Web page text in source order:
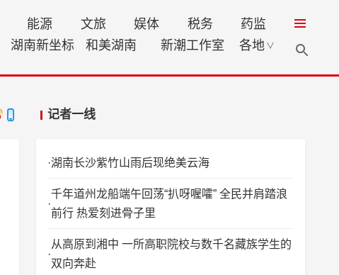
能源 文旅 娱体 税务
药监
湖南新坐标 和美湖南 新潮工作室 各地 ∨
记者一线
湖南长沙紫竹山雨后现绝美云海
千年道州龙船端午回荡“扒呀喔嚯” 全民并肩踏浪
前行 热爱刻进骨子里
从高原到湘中 一所高职院校与数千名藏族学生的
双向奔赴